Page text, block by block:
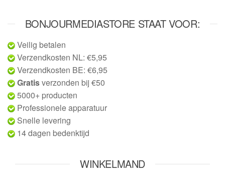
BONJOURMEDIASTORE STAAT VOOR:
Veilig betalen
Verzendkosten NL: €5,95
Verzendkosten BE: €6,95
Gratisverzonden bij €50
5000+ producten
Professionele apparatuur
Snelle levering
14 dagen bedenktijd
WINKELMAND